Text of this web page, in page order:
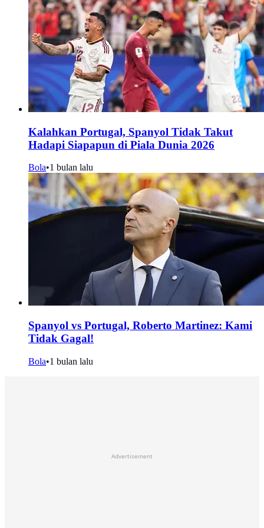
Kalahkan Portugal, Spanyol Tidak Takut
Hadapi Siapapun di Piala Dunia 2026
Bola•1 bulan lalu
Spanyol vs Portugal, Roberto Martinez: Kami
Tidak Gagal!
Bola•1 bulan lalu
Advertisement